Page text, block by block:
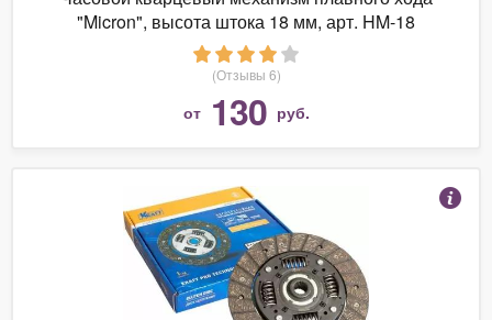
"Micron", высота штока 18 мм, арт. HM-18
(Отзывы 6)
от 130 руб.